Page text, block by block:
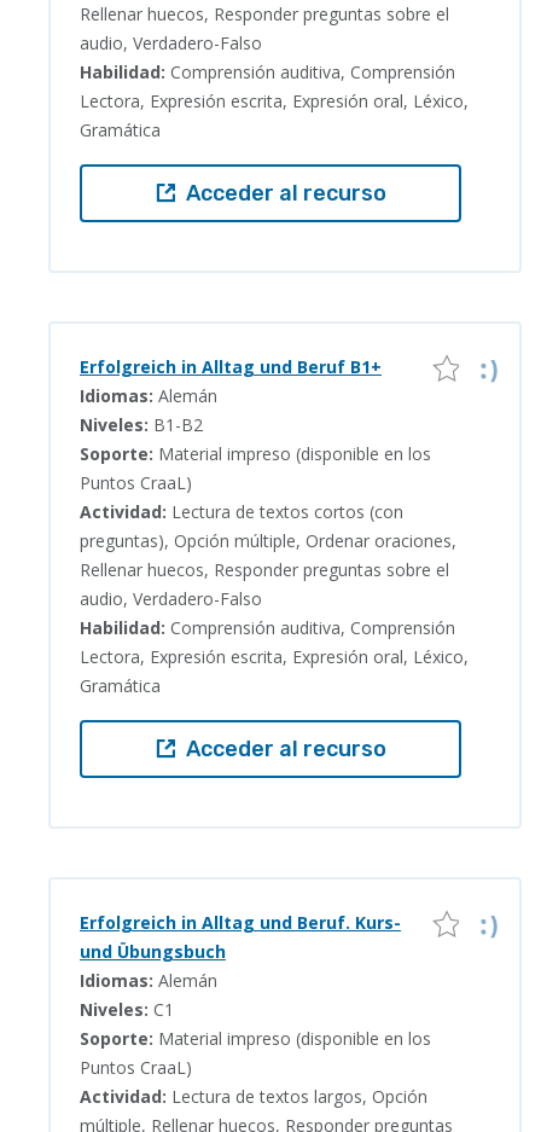
Rellenar huecos, Responder preguntas sobre el
audio, Verdadero-Falso
Habilidad: Comprensión auditiva, Comprensión
Lectora, Expresión escrita, Expresión oral, Léxico,
Gramática
Acceder al recurso
Erfolgreich in Alltag und Beruf B1+
Idiomas: Alemán
Niveles: B1-B2
Soporte: Material impreso (disponible en los
Puntos CraaL)
Actividad: Lectura de textos cortos (con
preguntas), Opción múltiple, Ordenar oraciones,
Rellenar huecos, Responder preguntas sobre el
audio, Verdadero-Falso
Habilidad: Comprensión auditiva, Comprensión
Lectora, Expresión escrita, Expresión oral, Léxico,
Gramática
Acceder al recurso
Erfolgreich in Alltag und Beruf. Kurs-
und Übungsbuch
Idiomas: Alemán
Niveles: C1
Soporte: Material impreso (disponible en los
Puntos CraaL)
Actividad: Lectura de textos largos, Opción
múltiple, Rellenar huecos, Responder preguntas